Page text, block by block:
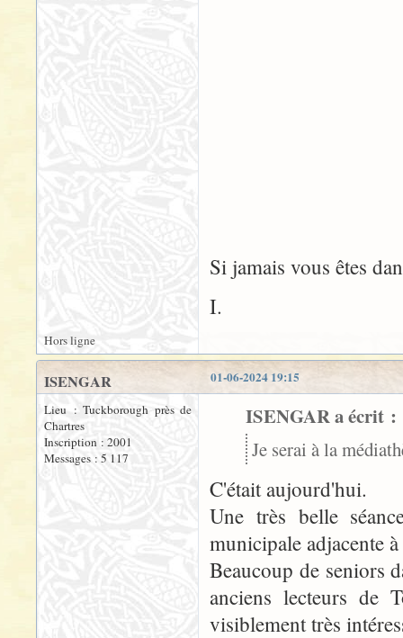
Si jamais vous êtes
I.
Hors ligne
01-06-2024 19:15
ISENGAR
Lieu : Tuckborough près de
Chartres
Inscription : 2001
Messages : 5 117
ISENGAR a écrit :
Je serai à la
C'était aujourd'hui.
Une très belle
municipale adjacente
Beaucoup de seniors
anciens lecteurs de
visiblement très